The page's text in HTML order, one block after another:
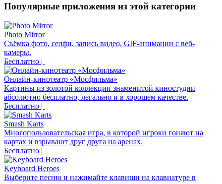
Популярные приложения из этой категории
Photo Mirror
Съёмка фото, селфи, запись видео, GIF-анимации с веб-
камеры.
Бесплатно |
Онлайн-кинотеатр «Мосфильма»
Картины из золотой коллекции знаменитой киностудии
абсолютно бесплатно, легально и в хорошем качестве.
Бесплатно |
Smash Karts
Многопользовательская игра, в которой игроки гоняют на
картах и взрывают друг друга на аренах.
Бесплатно |
Keyboard Heroes
Выберите песню и нажимайте клавиши на клавиатуре в